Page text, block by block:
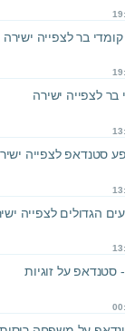
בר לצפייה ישירה
בר לצפייה ישירה
סטנדאפ לצפייה
הגדולים לצפייה
סטנדאפ על זוגיות